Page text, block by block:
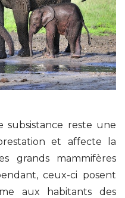
subsistance reste une
et affecte la
grands mammifères
ceux-ci posent
aux habitants des